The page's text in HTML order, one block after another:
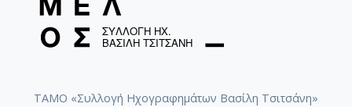
ΤΑΜΟ «Συλλογή Ηχογραφημάτων Βασίλη Τσιτσάνη»